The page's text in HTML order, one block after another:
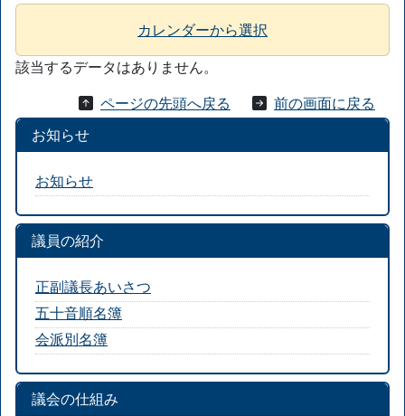
カレンダーから選択
該当するデータはありません。
ページの先頭へ戻る
前の画面に戻る
お知らせ
お知らせ
議員の紹介
正副議長あいさつ
五十音順名簿
会派別名簿
議会の仕組み